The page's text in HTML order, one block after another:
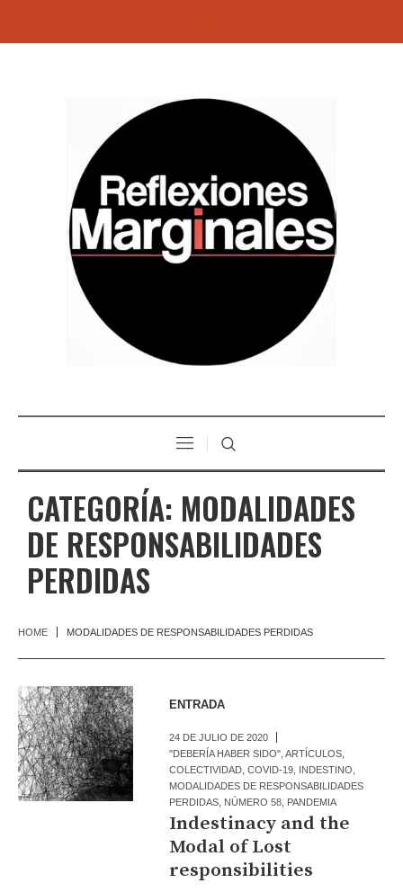
CATEGORÍA: MODALIDADES
DE RESPONSABILIDADES
PERDIDAS
HOME MODALIDADES DE RESPONSABILIDADES PERDIDAS
ENTRADA
24 DE JULIO DE 2020
"DEBERÍA HABER SIDO" ,ARTÍCULOS
COLECTIVIDAD ,COVID-19 INDESTINO
MODALIDADES DE RESPONSABILIDADES
PERDIDAS NÚMERO 58 PANDEMIA
Indestinacy and the
Modal of Lost
responsibilities